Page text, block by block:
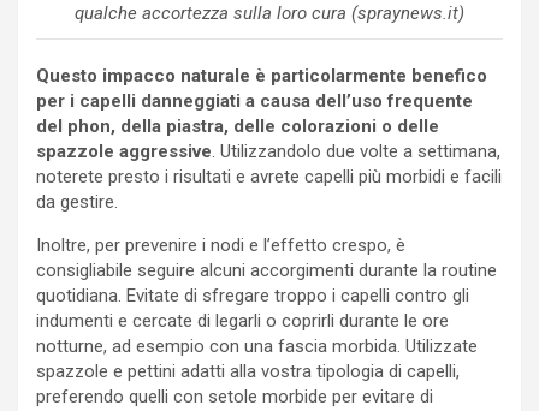
qualche accortezza sulla loro cura (spraynews.it)
Questo impacco naturale è particolarmente benefico
per i capelli danneggiati a causa dell’uso frequente
del phon, della piastra, delle colorazioni o delle
spazzole aggressive. Utilizzandolo due volte a settimana,
noterete presto i risultati e avrete capelli più morbidi e facili
da gestire.
Inoltre, per prevenire i nodi e l’effetto crespo, è
consigliabile seguire alcuni accorgimenti durante la routine
quotidiana. Evitate di sfregare troppo i capelli contro gli
indumenti e cercate di legarli o coprirli durante le ore
notturne, ad esempio con una fascia morbida. Utilizzate
spazzole e pettini adatti alla vostra tipologia di capelli,
preferendo quelli con setole morbide per evitare di